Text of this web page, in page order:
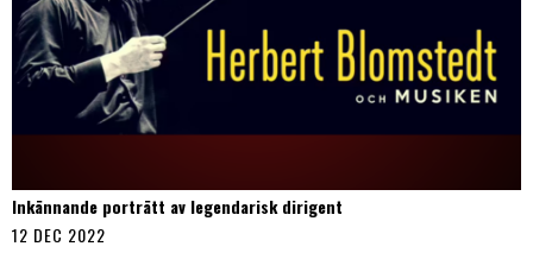
Inkännande porträtt av legendarisk dirigent
12 DEC 2022